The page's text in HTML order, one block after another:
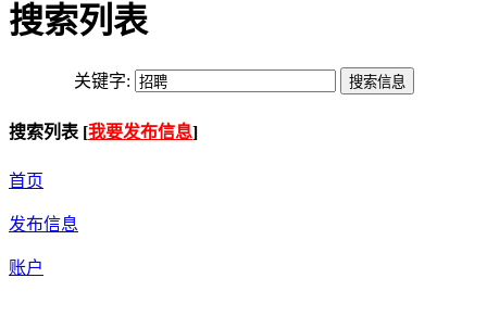
搜索列表
关键字:
搜索列表 [我要发布信息]
首页
发布信息
账户